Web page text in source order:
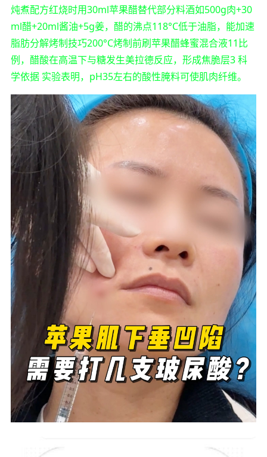
炖煮配方红烧时用30ml苹果醋替代部分料酒如500g肉+30
ml醋+20ml酱油+5g姜，醋的沸点118°C低于油脂，能加速
脂肪分解烤制技巧200°C烤制前刷苹果醋蜂蜜混合液11比
例，醋酸在高温下与糖发生美拉德反应，形成焦脆层3 科
学依据 实验表明，pH35左右的酸性腌料可使肌肉纤维。